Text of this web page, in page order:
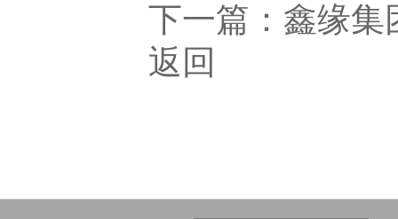
下一篇： 鑫缘集
返回